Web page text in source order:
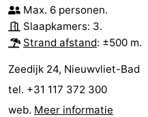
Max. 6 personen.
Slaapkamers: 3.
Strand afstand: ±500 m.
Zeedijk 24, Nieuwvliet-Bad
tel. +31 117 372 300
web. Meer informatie